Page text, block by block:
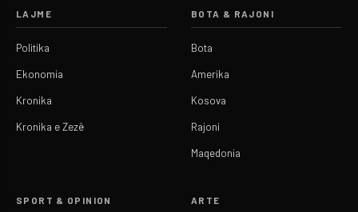
LAJME
Politika
Ekonomia
Kronika
Kronika e Zezë
BOTA & RAJONI
Bota
Amerika
Kosova
Rajoni
Maqedonia
SPORT & OPINION ARTE